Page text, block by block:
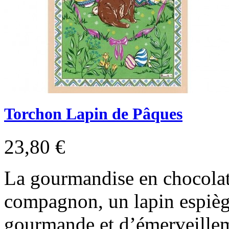
Torchon Lapin de Pâques
23,80 €
La gourmandise en
compagnon, un lapin
gourmande et